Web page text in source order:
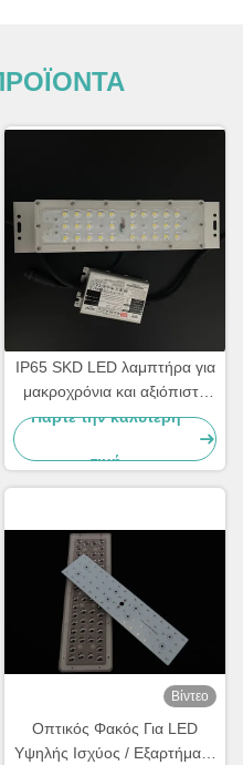
IP65 SKD LED λαμπτήρα για
μακροχρόνια και αξιόπιστη
απόδοση
Πάρτε την καλύτερη
τιμή
Βίντεο
Οπτικός Φακός Για LED
Υψηλής Ισχύος / Εξαρτήματα